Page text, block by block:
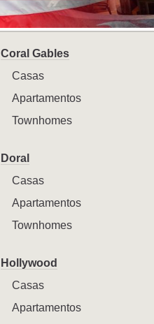
Coral Gables
Casas
Apartamentos
Townhomes
Doral
Casas
Apartamentos
Townhomes
Hollywood
Casas
Apartamentos